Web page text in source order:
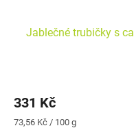
Jablečné trubičky s
331 Kč
Měrná
73,56 Kč / 100 g